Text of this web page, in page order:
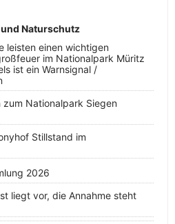
Naturschutz
leisten einen wichtigen
im Nationalpark Müritz
ist ein Warnsignal /
Nationalpark Siegen
Stillstand im
2026
liegt vor, die Annahme steht